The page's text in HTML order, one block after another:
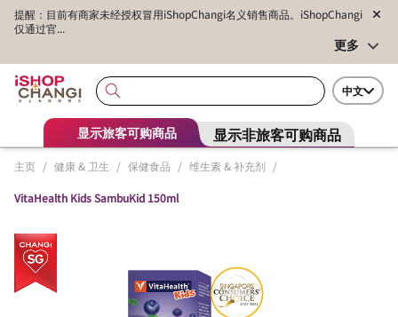
提醒：目前有商家未经授权冒用iShopChangi名义销售商品。iShopChangi
仅通过官...
更多
中文
显示旅客可购商品 显示非旅客可购商品
主页 / 健康 & 卫生 / 保健食品 / 维生素 & 补充剂 /
VitaHealth Kids SambuKid 150ml